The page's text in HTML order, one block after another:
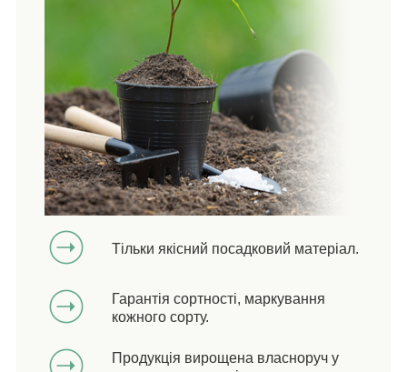
Тільки якісний посадковий матеріал.
Гарантія сортності, маркування
кожного сорту.
Продукція вирощена власноруч у